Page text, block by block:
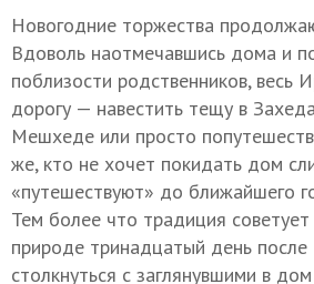
Новогодние торжества
Вдоволь наотмечавшись дома и
поблизости родственников, весь
дорогу — навестить тещу в
Мешхеде или просто
же, кто не хочет покидать дом
«путешествуют» до ближайшего
Тем более что традиция советует
природе тринадцатый день
столкнуться с заглянувшими в